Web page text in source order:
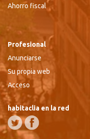
Ahorro fiscal
Profesional
Anunciarse
Su propia web
Acceso
habitaclia en la red